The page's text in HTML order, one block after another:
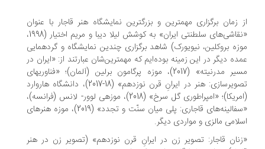
زمان برگزاری مهمترین و بزرگترین نمایشگاه هنر قاجار با عنوان
«نقاشی‌های سلطنتی ایران» به کوشش لیلا دیبا و مریم اختیار (1998،
بروکلین، نیویورک) شاهد برگزاری چندین نمایشگاه و گردهمایی
دیگر در این زمینه بوده‌ایم که مهمترین‌شان عبارتند از: «ایران در
مسیر مدرنیته» (2017)، موزه پرگامون برلین (آلمان)؛ «فناوریهای
تصویرسازی: هنر در ایرانِ قرن نوزدهم» (18-2017)، دانشگاه هاروارد
(امریکا)؛ «امپراطوری گل سرخ» (2018)، موزهی لوور- لانس (فرانسه)،
«سفالینه‌های قاجاری: پلی میان سنّت و تجدد» (2019)، موزه هنرهای
مالزی و مواردی دیگر.
قاجار: تصویر زن در ایرانِ قرن نوزدهم» (تصویر زن در هنر